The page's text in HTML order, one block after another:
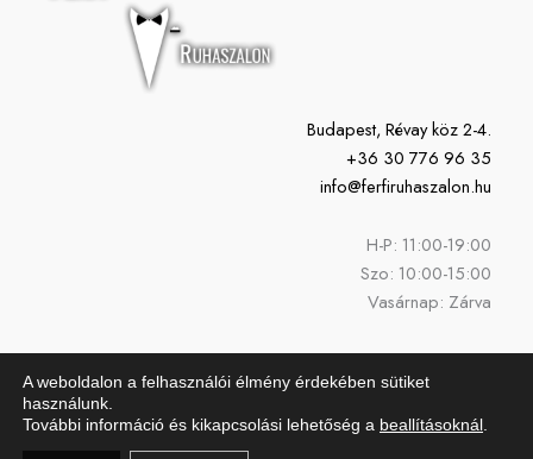
Budapest, Révay köz 2-4.
+36 30 776 96 35
info@ferfiruhaszalon.hu
H-P: 11:00-19:00
Szo: 10:00-15:00
Vasárnap: Zárva
A weboldalon a felhasználói élmény érdekében sütiket
használunk.
További információ és kikapcsolási lehetőség a beallításoknál